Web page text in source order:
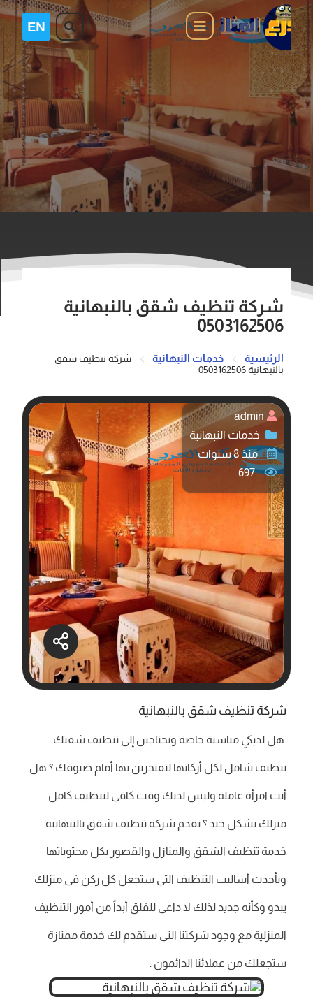
شركة تنظيف شقق بالنبهانية
0503162506
الرئيسية خدمات النبهانية
شركة تنظيف شقق
بالنبهانية 0503162506
admin
خدمات النبهانية
منذ 8 سنوات
697
شركة تنظيف شقق بالنبهانية
هل لديكي مناسبة خاصة وتحتاجين إلى تنظيف شقتك
تنظيف شامل لكل أركانها لتفتخرين بها أمام ضيوفك ؟ هل
أنت امرأة عاملة وليس لديك وقت كافي لتنظيف كامل
منزلك بشكل جيد ؟ تقدم شركة تنظيف شقق بالنبهانية
خدمة تنظيف الشقق والمنازل والقصور بكل محتوياتها
وبأحدث أساليب التنظيف التي ستجعل كل ركن في منزلك
يبدو وكأنه جديد لذلك لا داعي للقلق أبداً من أمور التنظيف
المنزلية مع وجود شركتنا التي ستقدم لك خدمة ممتازة
ستجعلك من عملائنا الدائمون .